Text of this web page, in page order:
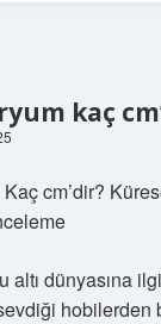
kaç
cm’dir?
altı dünyasına ilgi
hobilerden